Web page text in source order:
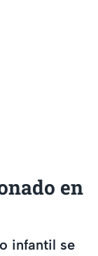
en
infantil se